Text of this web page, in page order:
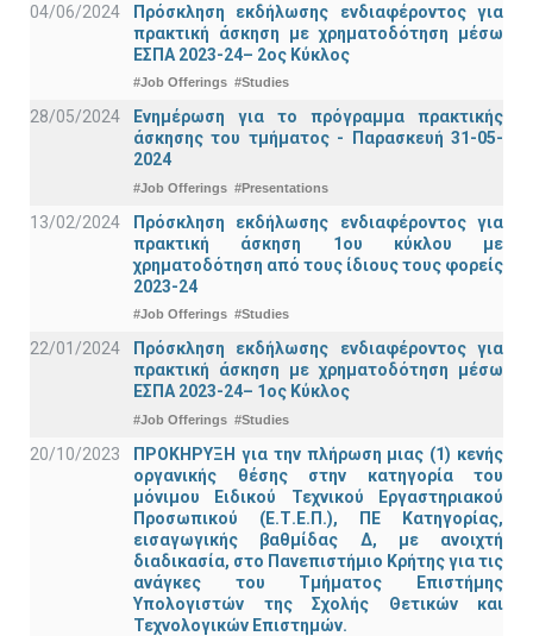
04/06/2024
Πρόσκληση εκδήλωσης ενδιαφέροντος για
πρακτική άσκηση με χρηματοδότηση μέσω
ΕΣΠΑ 2023-24– 2ος Κύκλος
#Job Offerings #Studies
28/05/2024
Ενημέρωση για το πρόγραμμα πρακτικής
άσκησης του τμήματος - Παρασκευή 31-05-
2024
#Job Offerings #Presentations
13/02/2024
Πρόσκληση εκδήλωσης ενδιαφέροντος για
πρακτική άσκηση 1ου κύκλου με
χρηματοδότηση από τους ίδιους τους φορείς
2023-24
#Job Offerings #Studies
22/01/2024
Πρόσκληση εκδήλωσης ενδιαφέροντος για
πρακτική άσκηση με χρηματοδότηση μέσω
ΕΣΠΑ 2023-24– 1ος Κύκλος
#Job Offerings #Studies
20/10/2023
ΠΡΟΚΗΡΥΞΗ για την πλήρωση μιας (1) κενής
οργανικής θέσης στην κατηγορία του
μόνιμου Ειδικού Τεχνικού Εργαστηριακού
Προσωπικού (Ε.Τ.Ε.Π.), ΠΕ Κατηγορίας,
εισαγωγικής βαθμίδας Δ, με ανοιχτή
διαδικασία, στο Πανεπιστήμιο Κρήτης για τις
ανάγκες του Τμήματος Επιστήμης
Υπολογιστών της Σχολής Θετικών και
Τεχνολογικών Επιστημών.